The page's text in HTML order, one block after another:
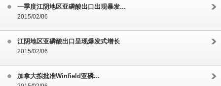
一季度江阴地区亚磷酸出口出现暴发...
2015/02/06
江阴地区亚磷酸出口呈现爆发式增长
2015/02/06
加拿大拟批准Winfield亚磷...